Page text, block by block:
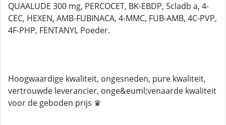
QUAALUDE 300 mg, PERCOCET, BK-EBDP, 5cladb a, 4-
CEC, HEXEN, AMB-FUBINACA, 4-MMC, FUB-AMB, 4C-PVP,
4F-PHP, FENTANYL Poeder.
Hoogwaardige kwaliteit, ongesneden, pure kwaliteit,
vertrouwde leverancier, onge&euml;venaarde kwaliteit
voor de geboden prijs ♛